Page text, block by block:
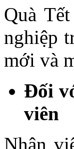
Quà
nghiệp
mới và
Đối
viên
Nhân